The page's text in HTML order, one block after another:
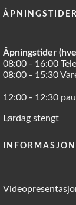
ÅPNINGSTIDER
Åpningstider
08:00 - 16:00
08:00 - 15:30
12:00 - 12:30
Lørdag stengt
INFORMASJON